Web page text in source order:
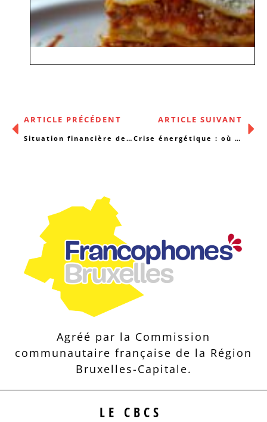
ARTICLE PRÉCÉDENT
Situation financière des asbls en 2022
ARTICLE SUIVANT
Crise énergétique : où en est-on à Bruxelles ?
Agréé par la Commission
communautaire française de la Région
Bruxelles-Capitale.
LE CBCS